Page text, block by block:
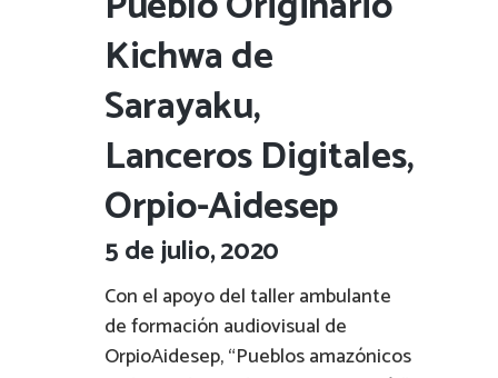
Kichwa de
Sarayaku,
Lanceros Digitales,
Orpio-Aidesep
5 de julio, 2020
Con el apoyo del taller ambulante
de formación audiovisual de
OrpioAidesep, “Pueblos amazónicos